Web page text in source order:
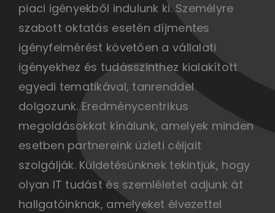
piaci igényekből indulunk ki. Személyre
szabott oktatás esetén díjmentes
igényfelmérést követően a vállalati
igényekhez és tudásszinthez kialakított
egyedi tematikával, tanrenddel
dolgozunk. Eredménycentrikus
megoldásokkat kínálunk, amelyek minden
esetben partnereink üzleti céljait
szolgálják. Küldetésünknek tekintjük, hogy
olyan IT tudást és szemléletet adjunk át
hallgatóinknak, amelyeket élvezettel